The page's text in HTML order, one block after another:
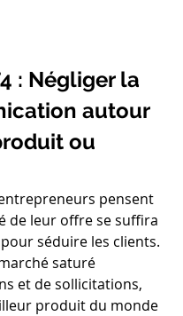
: Négliger la
autour
ou
pensent
de leur offre se suffira
séduire les clients.
saturé
et de sollicitations,
produit du monde